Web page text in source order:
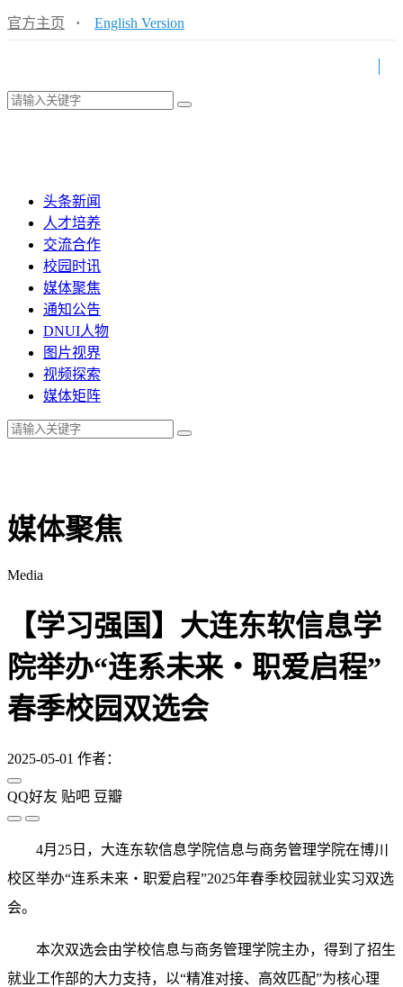
官方主页 · English Version
头条新闻
人才培养
交流合作
校园时讯
媒体聚焦
通知公告
DNUI人物
图片视界
视频探索
媒体矩阵
媒体聚焦
Media
【学习强国】大连东软信息学
院举办“连系未来・职爱启程”
春季校园双选会
2025-05-01 作者：
QQ好友 贴吧 豆瓣
4月25日，大连东软信息学院信息与商务管理学院在博川
校区举办“连系未来・职爱启程”2025年春季校园就业实习双选
会。
本次双选会由学校信息与商务管理学院主办，得到了招生
就业工作部的大力支持，以“精准对接、高效匹配”为核心理